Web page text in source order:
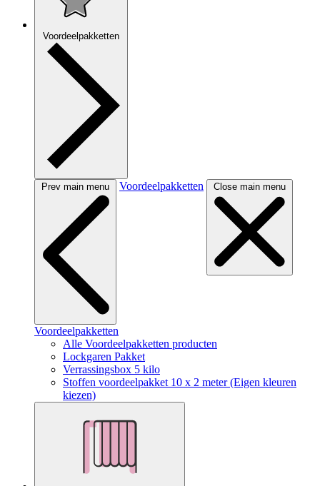
Voordeelpakketten
Prev main menu Voordeelpakketten Close main menu
Voordeelpakketten
Alle Voordeelpakketten producten
Lockgaren Pakket
Verrassingsbox 5 kilo
Stoffen voordeelpakket 10 x 2 meter (Eigen kleuren
kiezen)